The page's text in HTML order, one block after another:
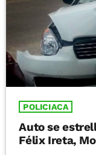
POLICIACA
Auto se
Félix Ireta,